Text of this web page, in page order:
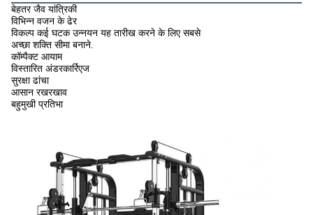
बेहतर जैव यांत्रिकी
विभिन्न वजन के ढेर
विकल्प कई घटक उन्नयन यह तारीख करने के लिए सबसे
अच्छा शक्ति सीमा बनाने.
कॉम्पैक्ट आयाम
विस्तारित अंडरकार्रिएज
सुरक्षा ढांचा
आसान रखरखाव
बहुमुखी प्रतिभा